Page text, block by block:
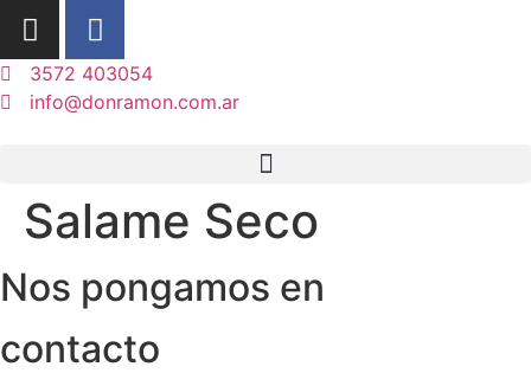
3572 403054
info@donramon.com.ar
Salame Seco
Nos pongamos en
contacto